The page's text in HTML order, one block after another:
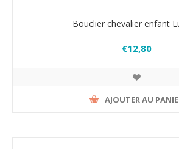
Bouclier chevalier enfant
€12,80
AJOUTER AU